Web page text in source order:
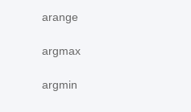
arange
argmax
argmin